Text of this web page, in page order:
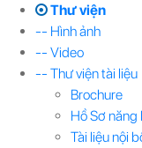
Thư viện
-- Hình ảnh
-- Video
-- Thư viện tài liệu
Brochure
Hồ Sơ năng
Tài liệu nội